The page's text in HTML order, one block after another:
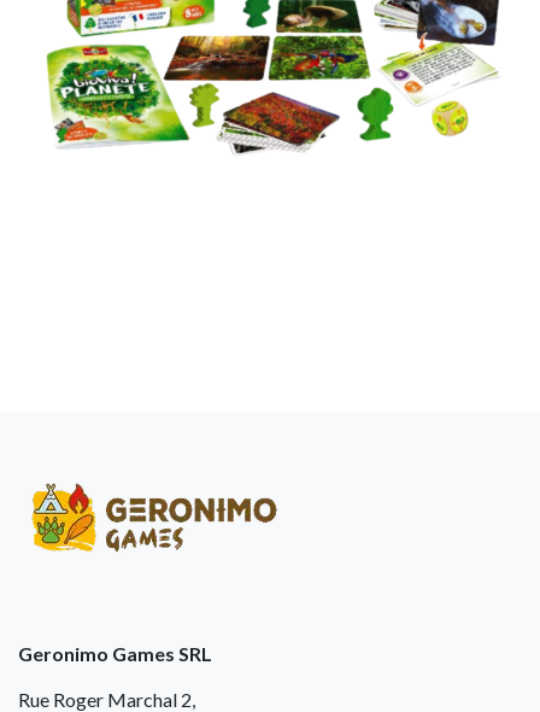
Geronimo Games SRL
Rue Roger Marchal 2,